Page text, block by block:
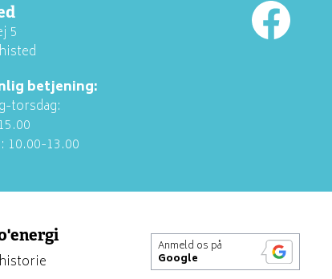
5
betjening:
torsdag:
10.00-13.00
Anmeld os på
Google